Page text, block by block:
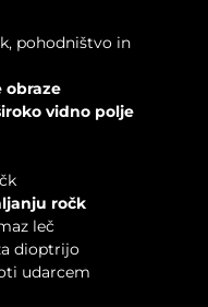
pohodništvo in
obraze
vidno polje
ročk
leč
dioptrijo
udarcem